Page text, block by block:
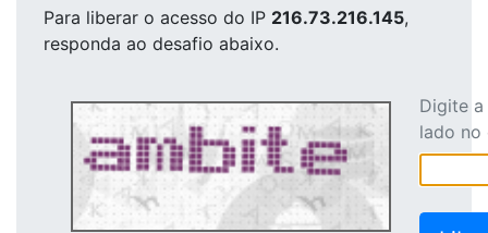
Para liberar o acesso do IP 216.73.216.145,
responda ao desafio abaixo.
Digite
lado no